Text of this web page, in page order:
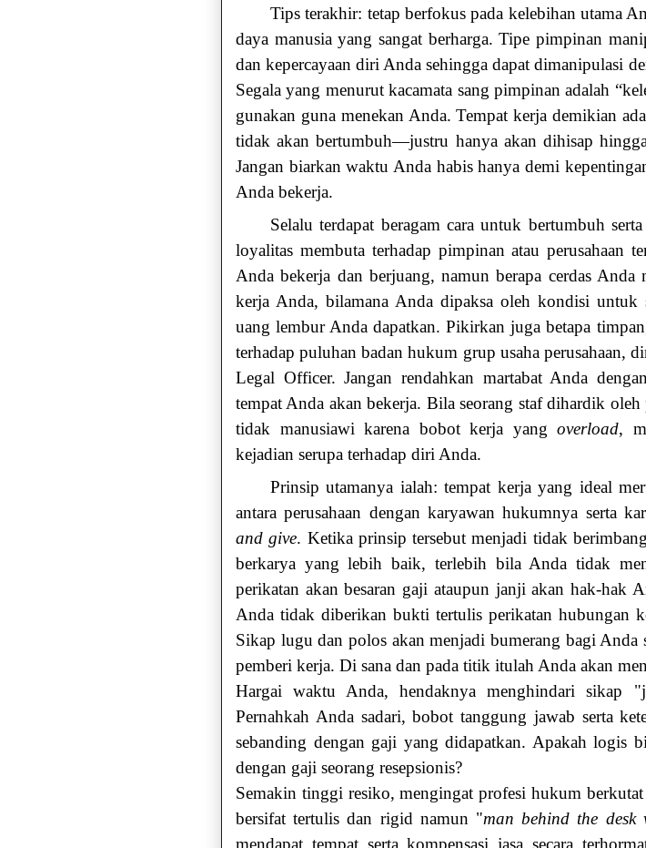
Tips terakhir: tetap berfokus pada kelebihan utama
daya manusia yang sangat berharga. Tipe pimpinan
dan kepercayaan diri Anda sehingga dapat dimanipulasi
Segala yang menurut kacamata sang pimpinan adalah
gunakan guna menekan Anda. Tempat kerja demikian
tidak akan bertumbuh—justru hanya akan dihisap
Jangan biarkan waktu Anda habis hanya demi
Anda bekerja.
Selalu terdapat beragam cara untuk bertumbuh
loyalitas membuta terhadap pimpinan atau perusahaan
Anda bekerja dan berjuang, namun berapa cerdas
kerja Anda, bilamana Anda dipaksa oleh kondisi untuk
uang lembur Anda dapatkan. Pikirkan juga betapa
terhadap puluhan badan hukum grup usaha perusahaan,
Legal Officer. Jangan rendahkan martabat Anda
tempat Anda akan bekerja. Bila seorang staf dihardik
tidak manusiawi karena bobot kerja yang overload,
kejadian serupa terhadap diri Anda.
Prinsip utamanya ialah: tempat kerja yang ideal
antara perusahaan dengan karyawan hukumnya serta
and give. Ketika prinsip tersebut menjadi tidak
berkarya yang lebih baik, terlebih bila Anda tidak
perikatan akan besaran gaji ataupun janji akan hak-hak
Anda tidak diberikan bukti tertulis perikatan hubungan
Sikap lugu dan polos akan menjadi bumerang bagi
pemberi kerja. Di sana dan pada titik itulah Anda akan
Hargai waktu Anda, hendaknya menghindari sikap
Pernahkah Anda sadari, bobot tanggung jawab serta
sebanding dengan gaji yang didapatkan. Apakah logis
dengan gaji seorang resepsionis?
Semakin tinggi resiko, mengingat profesi hukum
bersifat tertulis dan rigid namun "man behind the
mendapat tempat serta kompensasi jasa secara